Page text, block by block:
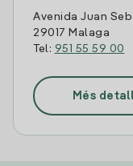
Avenida Juan
29017 Malaga
Tel: 951 55 59 00
Més